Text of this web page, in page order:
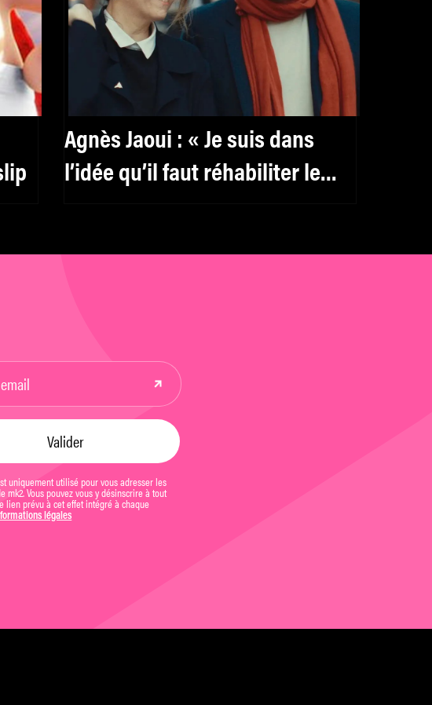
Agnès Jaoui : « Je suis dans
l’idée qu’il faut réhabiliter le
uniquement utilisé pour vous adresser les
mk2. Vous pouvez vous y désinscrire à tout
lien prévu à cet effet intégré à chaque
légales